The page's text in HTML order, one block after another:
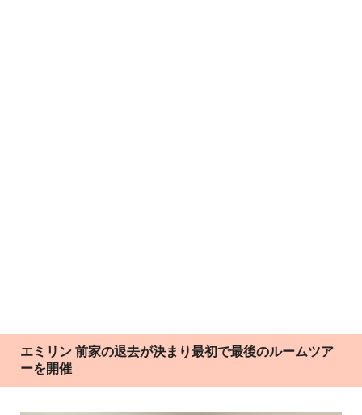
エミリン 前家の退去が決まり最初で最後のルームツア
ーを開催